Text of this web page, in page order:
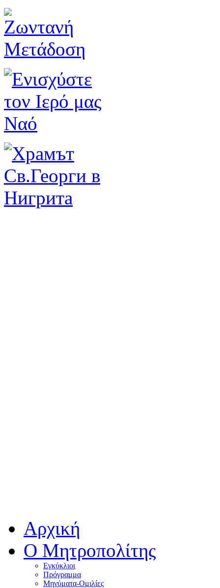
Αρχική
Ο Μητροπολίτης
Εγκύκλιοι
Πρόγραμμα
Μηνύματα-Ομιλίες